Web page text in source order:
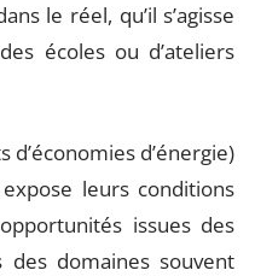
le réel, qu’il s’agisse
écoles ou d’ateliers
d’économies d’énergie)
leurs conditions
issues des
domaines souvent